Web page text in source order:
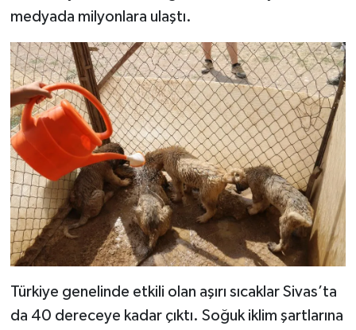
medyada milyonlara ulaştı.
Türkiye genelinde etkili olan aşırı sıcaklar Sivas’ta
da 40 dereceye kadar çıktı. Soğuk iklim şartlarına
SOSYAL YARDIMLAR
SPONSORLU YAZI
SPOR
TEKNOLOJİ
YAŞAM